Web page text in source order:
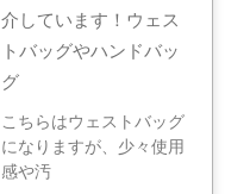
介しています！ウェス
トバッグやハンドバッ
グ
こちらはウェストバッグ
になりますが、少々使用
感や汚